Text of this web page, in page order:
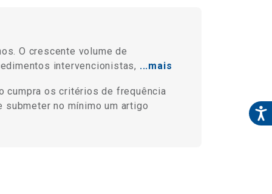
O crescente volume de
intervencionistas, ...mais
cumpra os critérios de frequência
submeter no mínimo um artigo